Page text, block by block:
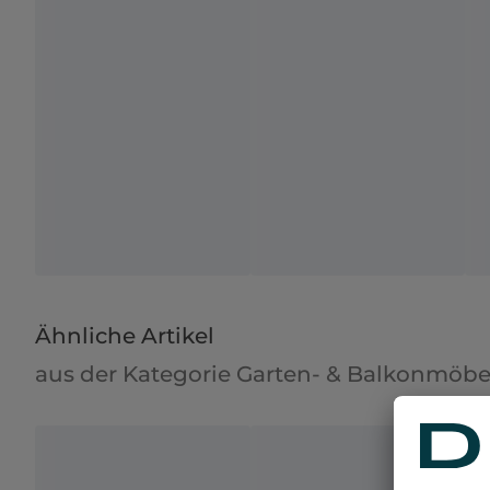
Ähnliche Artikel
aus der Kategorie Garten- &